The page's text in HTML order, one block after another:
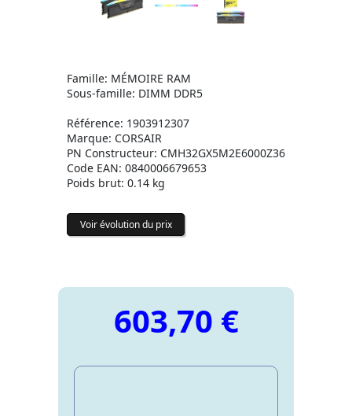
Famille: MÉMOIRE RAM
Sous-famille: DIMM DDR5
Référence: 1903912307
Marque: CORSAIR
PN Constructeur: CMH32GX5M2E6000Z36
Code EAN: 0840006679653
Poids brut: 0.14 kg
Voir évolution du prix
603,70 €